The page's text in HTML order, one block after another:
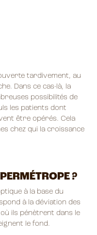
tardivement, au
Dans ce cas-là, la
possibilités de
les patients dont
être opérés. Cela
chez qui la croissance
?
à la base du
à la déviation des
ils pénètrent dans le
le fond.